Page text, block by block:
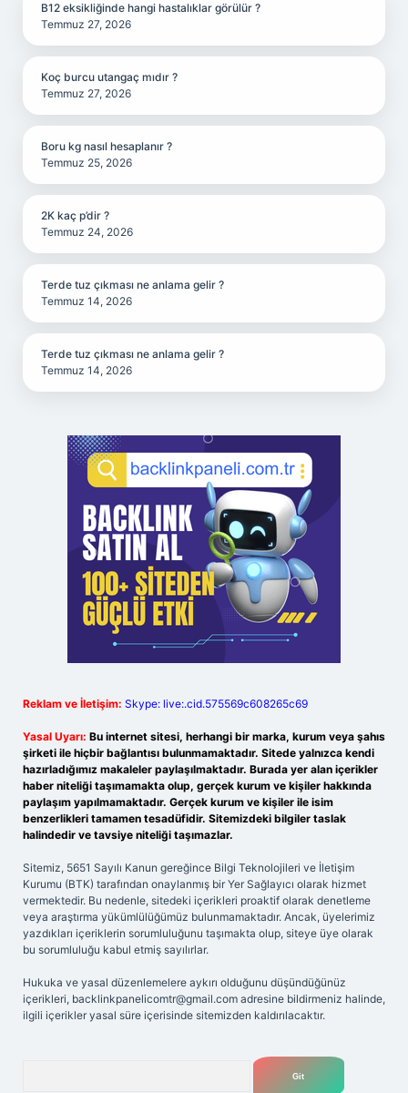
B12 eksikliğinde hangi hastalıklar görülür ?
Temmuz 27, 2026
Koç burcu utangaç mıdır ?
Temmuz 27, 2026
Boru kg nasıl hesaplanır ?
Temmuz 25, 2026
2K kaç p’dir ?
Temmuz 24, 2026
Terde tuz çıkması ne anlama gelir ?
Temmuz 14, 2026
Terde tuz çıkması ne anlama gelir ?
Temmuz 14, 2026
Reklam ve İletişim: Skype: live:.cid.575569c608265c69
Yasal Uyarı: Bu internet sitesi, herhangi bir marka, kurum veya şahıs
şirketi ile hiçbir bağlantısı bulunmamaktadır. Sitede yalnızca kendi
hazırladığımız makaleler paylaşılmaktadır. Burada yer alan içerikler
haber niteliği taşımamakta olup, gerçek kurum ve kişiler hakkında
paylaşım yapılmamaktadır. Gerçek kurum ve kişiler ile isim
benzerlikleri tamamen tesadüfidir. Sitemizdeki bilgiler taslak
halindedir ve tavsiye niteliği taşımazlar.
Sitemiz, 5651 Sayılı Kanun gereğince Bilgi Teknolojileri ve İletişim
Kurumu (BTK) tarafından onaylanmış bir Yer Sağlayıcı olarak hizmet
vermektedir. Bu nedenle, sitedeki içerikleri proaktif olarak denetleme
veya araştırma yükümlülüğümüz bulunmamaktadır. Ancak, üyelerimiz
yazdıkları içeriklerin sorumluluğunu taşımakta olup, siteye üye olarak
bu sorumluluğu kabul etmiş sayılırlar.
Hukuka ve yasal düzenlemelere aykırı olduğunu düşündüğünüz
içerikleri, backlinkpanelicomtr@gmail.com adresine bildirmeniz halinde,
ilgili içerikler yasal süre içerisinde sitemizden kaldırılacaktır.